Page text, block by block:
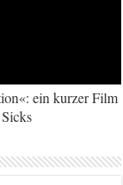
ein kurzer Film